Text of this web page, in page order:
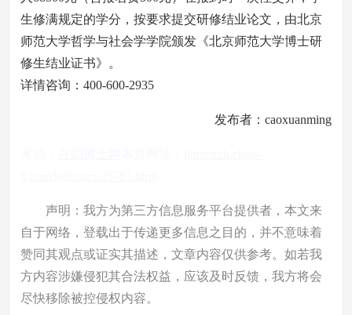
生修满规定的学分，按要求提交研修结业论文，由北京
师范大学哲学与社会学学院颁发《北京师范大学博士研
修生结业证书》。
详情咨询：400-600-2935
发布者：caoxuanming
声明：我方为第三方信息服务平台提供者，本文来
自于网络，登载出于传递更多信息之目的，并不意味着
赞同其观点或证实其描述，文章内容仅供参考。如若我
方内容涉嫌侵犯其合法权益，应该及时反馈，我方将会
尽快移除被控侵权内容。